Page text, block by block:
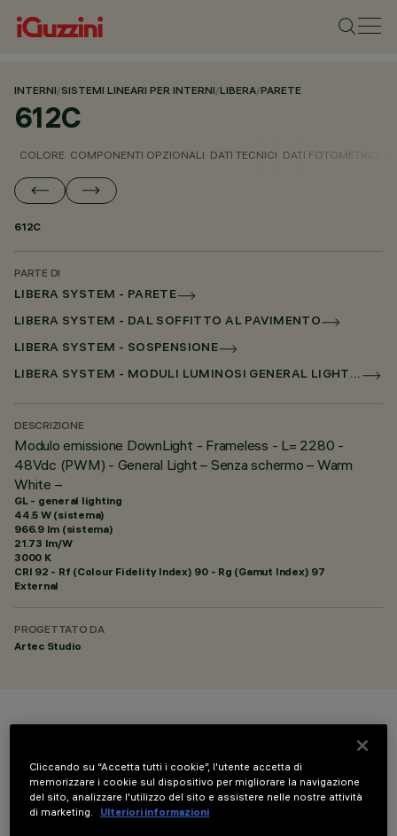
INTERNI/SISTEMI LINEARI PER INTERNI/LIBERA/PARETE
612C
COLORE COMPONENTI OPZIONALI DATI TECNICI DATI FOTOMETRICI
612C
PARTE DI
LIBERA SYSTEM - PARETE
LIBERA SYSTEM - DAL SOFFITTO AL PAVIMENTO
LIBERA SYSTEM - SOSPENSIONE
LIBERA SYSTEM - MODULI LUMINOSI GENERAL LIGHTING SENZA SCHERMO
DESCRIZIONE
Modulo emissione DownLight - Frameless - L= 2280 -
48Vdc (PWM) - General Light – Senza schermo – Warm
White –
GL - general lighting
44.5 W (sistema)
966.9 lm (sistema)
21.73 lm/W
3000 K
CRI 92 - Rf (Colour Fidelity Index) 90 - Rg (Gamut Index) 97
External
PROGETTATO DA
Artec Studio
Cliccando su “Accetta tutti i cookie”, l'utente accetta di
memorizzare i cookie sul dispositivo per migliorare la navigazione
del sito, analizzare l'utilizzo del sito e assistere nelle nostre attività
di marketing.
Ulteriori informazioni